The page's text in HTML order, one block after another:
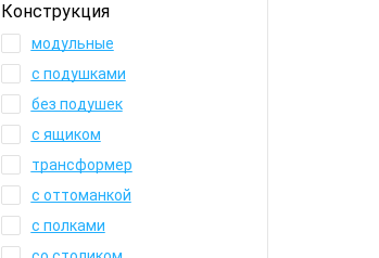
Конструкция
модульные
с подушками
без подушек
с ящиком
трансформер
с оттоманкой
с полками